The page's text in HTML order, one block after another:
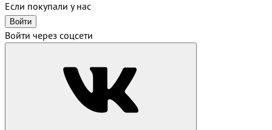
Если покупали у нас
Войти
Войти через соцсети